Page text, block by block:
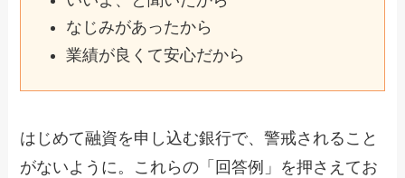
なじみがあったから
業績が良くて安心だから
はじめて融資を申し込む銀行で、警戒されること
がないように。これらの「回答例」を押さえてお